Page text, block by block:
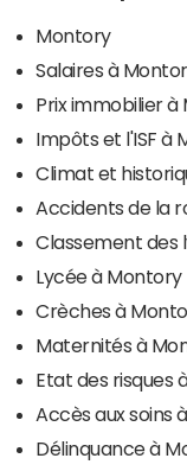
Montory
Salaires à
Prix immobilier à
Impôts et l'ISF à
Climat et
Accidents de la
Classement des
Lycée à Montory
Crèches à
Maternités à
Etat des risques
Accès aux soins
Délinquance à